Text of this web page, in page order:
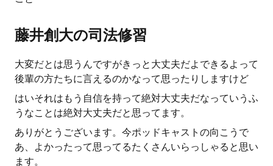
藤井創大の司法修習
大変だとは思うんですがきっと大丈夫だよできるよって
後輩の方たちに言えるのかなって思ったりしますけど
はいそれはもう自信を持って絶対大丈夫だなっていうふ
うなことは絶対大丈夫だと思ってます。
ありがとうございます。今ポッドキャストの向こうで
あ、よかったって思ってるたくさんいらっしゃると思い
ます。